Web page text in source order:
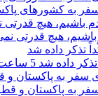
سفر به کشورهای
هیچ قدرتی
داده شد 5 ساعت پیش
به پاکستان و